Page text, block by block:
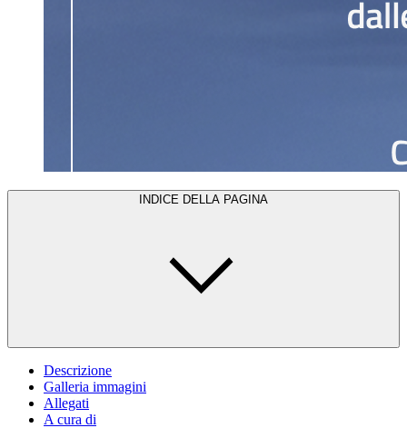
INDICE DELLA PAGINA
Descrizione
Galleria immagini
Allegati
A cura di